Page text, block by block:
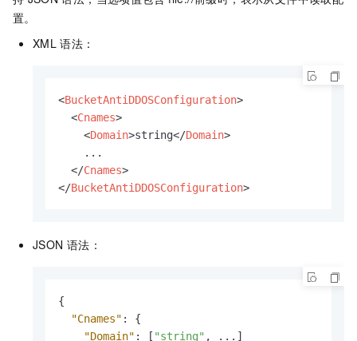
置。
XML 语法：
<BucketAntiDDOSConfiguration>
<Cnames>
<Domain>string</Domain>
    ...
</Cnames>
</BucketAntiDDOSConfiguration>
JSON 语法：
{
"Cnames" :
{
"Domain" : [ "string" , ... ]